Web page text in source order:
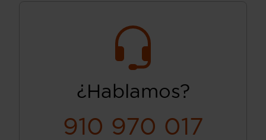
¿Hablamos?
910 970 017